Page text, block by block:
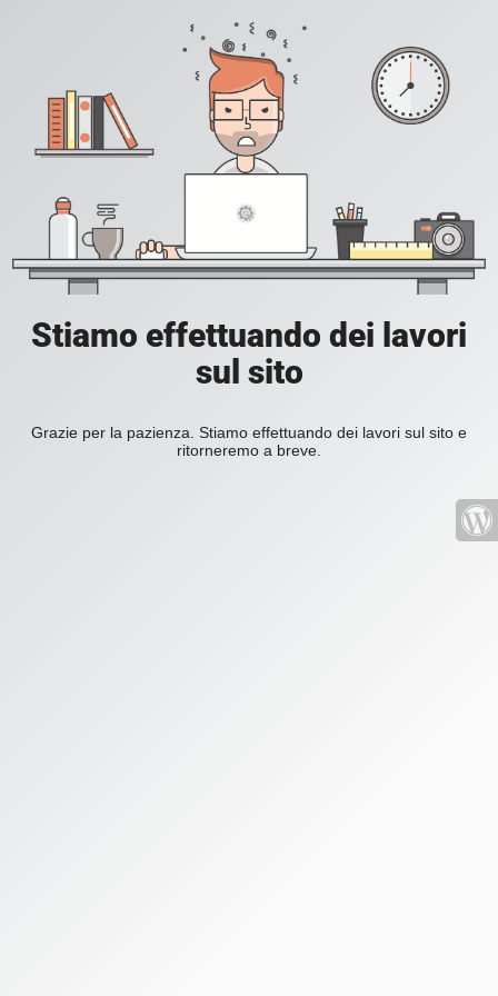
Stiamo effettuando dei lavori
sul sito
Grazie per la pazienza. Stiamo effettuando dei lavori sul sito e
ritorneremo a breve.